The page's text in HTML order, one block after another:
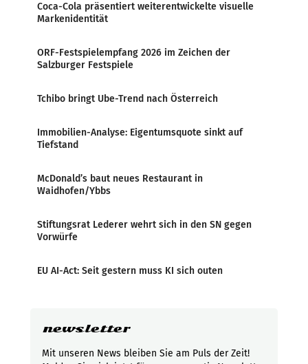
Coca-Cola präsentiert weiterentwickelte visuelle
Markenidentität
ORF-Festspielempfang 2026 im Zeichen der
Salzburger Festspiele
Tchibo bringt Ube-Trend nach Österreich
Immobilien-Analyse: Eigentumsquote sinkt auf
Tiefstand
McDonald’s baut neues Restaurant in
Waidhofen/Ybbs
Stiftungsrat Lederer wehrt sich in den SN gegen
Vorwürfe
EU AI-Act: Seit gestern muss KI sich outen
newsletter
Mit unseren News bleiben Sie am Puls der Zeit!